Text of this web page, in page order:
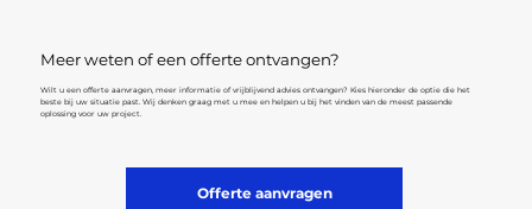
Meer weten of een offerte ontvangen?
Wilt u een offerte aanvragen, meer informatie of vrijblijvend advies ontvangen? Kies hieronder de optie die het
beste bij uw situatie past. Wij denken graag met u mee en helpen u bij het vinden van de meest passende
oplossing voor uw project.
Offerte aanvragen